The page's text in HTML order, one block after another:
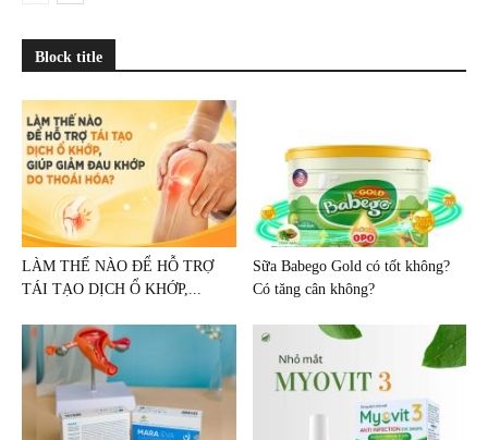
Block title
LÀM THẾ NÀO ĐỂ HỖ TRỢ
TÁI TẠO DỊCH Ổ KHỚP,...
Sữa Babego Gold có tốt không?
Có tăng cân không?